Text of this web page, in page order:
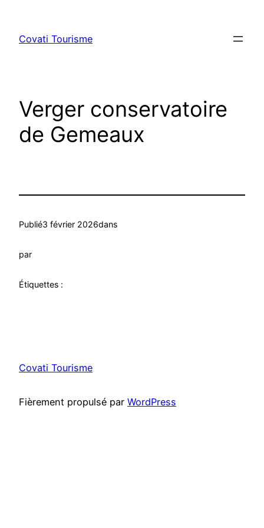
contenu
Covati Tourisme
Verger conservatoire
de Gemeaux
Publié3 février 2026dans
par
Étiquettes :
Covati Tourisme
Fièrement propulsé par WordPress